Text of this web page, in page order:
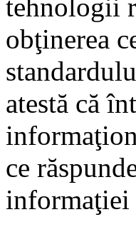
tehnologii
obţinerea
atestă că
ce
informaţiei